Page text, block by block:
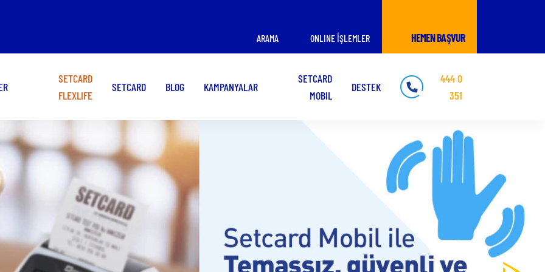
İSTİYORUM!
KART KULLANMAK
İSTİYORUM!
ARAMA ONLINE İŞLEMLER HEMEN BAŞVUR
SETCARD
FLEXLIFE
SETCARD BLOG KAMPANYALAR
SETCARD
MOBIL
DESTEK
444 0
351